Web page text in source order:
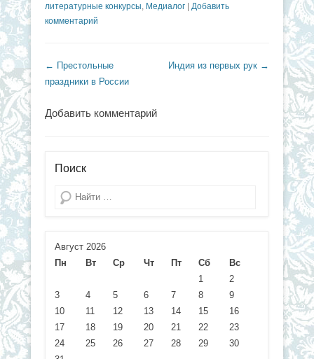
литературные конкурсы Медиалог | Добавить
комментарий
Навигация по записям
← Престольные
праздники в России
Индия из первых рук →
Добавить комментарий
Поиск
Поиск
Август 2026
Пн
Вт Ср Чт Пт Сб
Вс
1
2
3
4 5 6 7 8
9
10
11 12 13 14 15
16
17
18 19 20 21 22
23
24
25 26 27 28 29
30